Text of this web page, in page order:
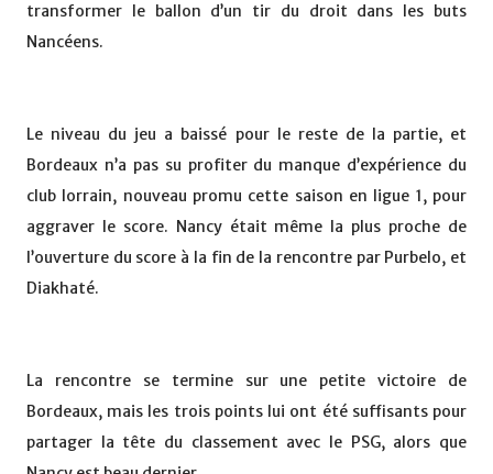
transformer le ballon d’un tir du droit dans les buts
Nancéens.
Le niveau du jeu a baissé pour le reste de la partie, et
Bordeaux n’a pas su profiter du manque d’expérience du
club lorrain, nouveau promu cette saison en ligue 1, pour
aggraver le score. Nancy était même la plus proche de
l’ouverture du score à la fin de la rencontre par Purbelo, et
Diakhaté.
La rencontre se termine sur une petite victoire de
Bordeaux, mais les trois points lui ont été suffisants pour
partager la tête du classement avec le PSG, alors que